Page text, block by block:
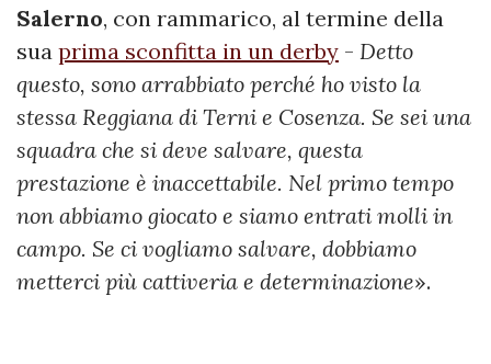
Salerno, con rammarico, al termine della
sua prima sconfitta in un derby - Detto
questo, sono arrabbiato perché ho visto la
stessa Reggiana di Terni e Cosenza. Se sei una
squadra che si deve salvare, questa
prestazione è inaccettabile. Nel primo tempo
non abbiamo giocato e siamo entrati molli in
campo. Se ci vogliamo salvare, dobbiamo
metterci più cattiveria e determinazione».